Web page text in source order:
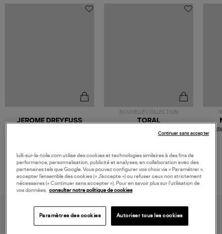
JEROME DREYFUSS
NOUVELLE COLLECTION
TORAL
Mousse
lulli-sur-la-toile.com utilise des cookies et technologies similaires à des fins de
performance, personnalisation, publicité et analyses, en collaboration avec des
partenaires tels que Google. Vous pouvez configurer vos choix via « Paramétrer »,
accepter l’ensemble des cookies (« J’accepte ») ou refuser ceux non strictement
nécessaires (« Continuer sans accepter »). Pour en savoir plus sur l’utilisation de
vos données, consulter notre politique de cookies
Paramètres des cookies Autoriser tous les cookies
Continuer sans accepter